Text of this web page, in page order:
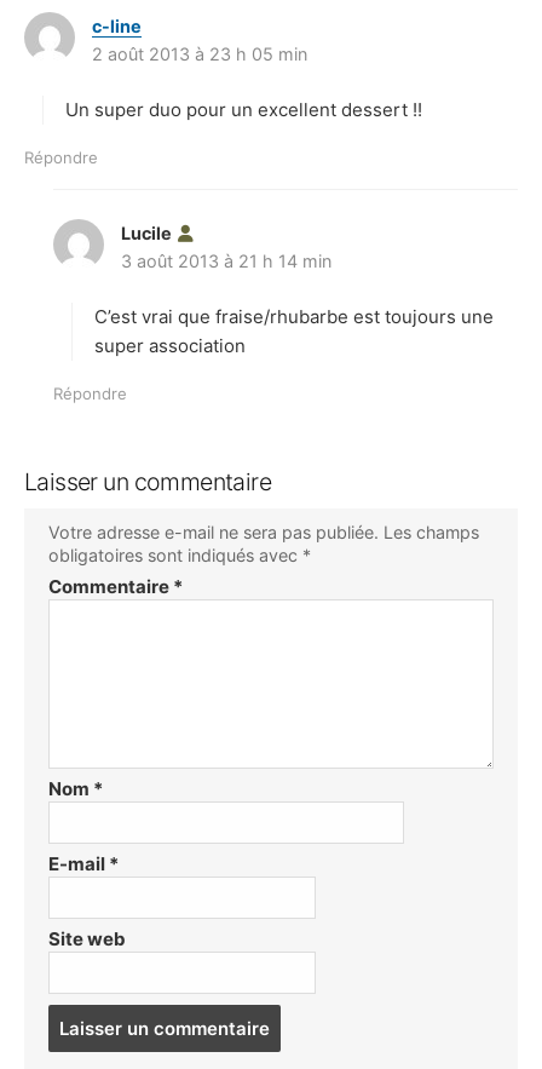
c-line
i
2 août 2013 à 23 h 05 min
Un super duo pour un excellent dessert !!
Répondre
Lucile
i
:
3 août 2013 à 21 h 14 min
C’est vrai que fraise/rhubarbe est toujours une
super association
Répondre
Laisser un commentaire
Votre adresse e-mail ne sera pas publiée. Les champs
obligatoires sont indiqués avec *
Commentaire *
Nom *
E-mail *
Site web